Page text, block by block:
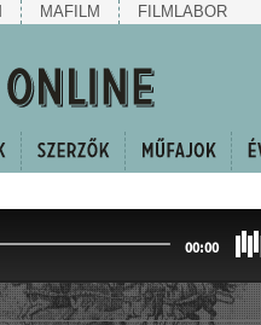
MAFILM FILMLABOR
00:00